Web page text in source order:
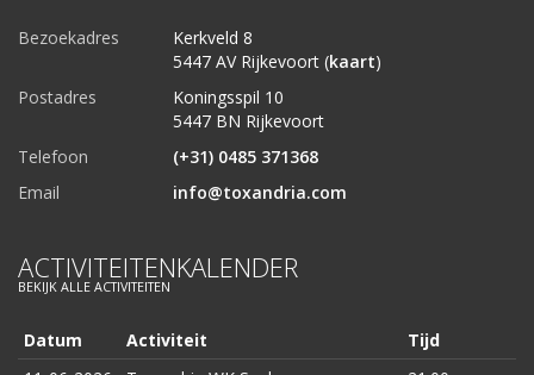
Bezoekadres
Kerkveld 8
5447 AV Rijkevoort (kaart)
Postadres
Koningsspil 10
5447 BN Rijkevoort
Telefoon
(+31) 0485 371368
Email
info@toxandria.com
ACTIVITEITENKALENDER
BEKIJK ALLE ACTIVITEITEN
Datum Activiteit
Tijd